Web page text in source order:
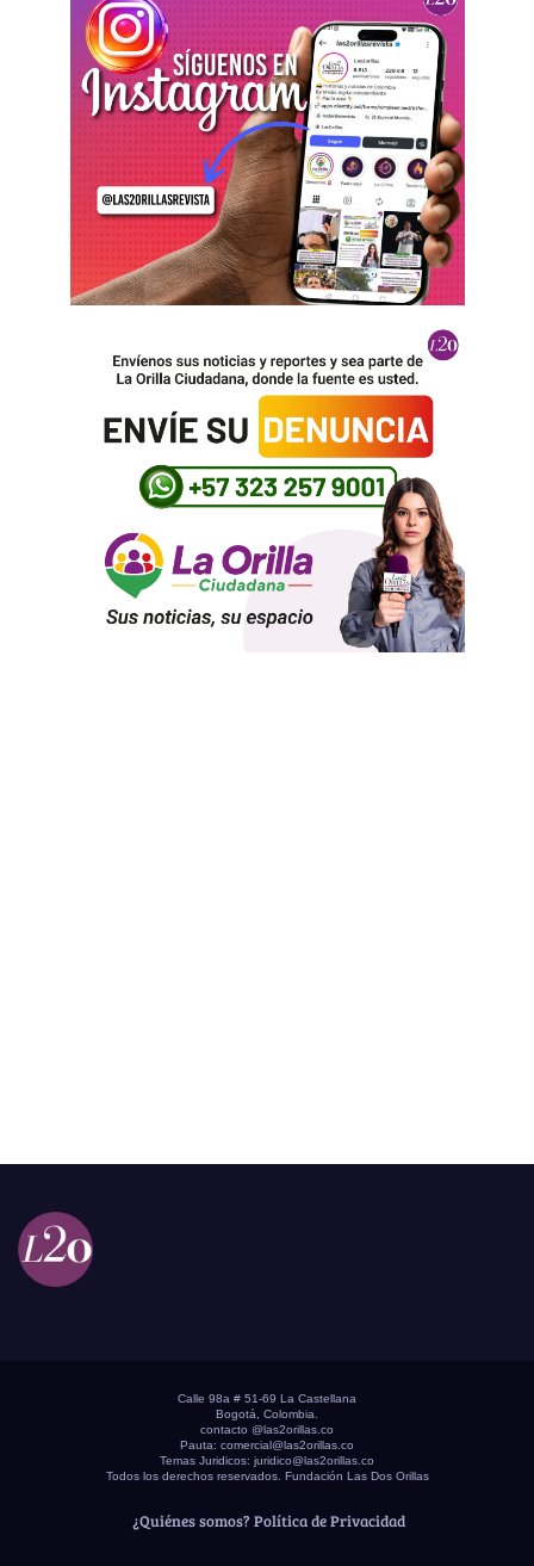
Calle 98a # 51-69 La Castellana
Bogotá, Colombia.
contacto @las2orillas.co
Pauta: comercial@las2orillas.co
Temas Juridicos: juridico@las2orillas.co
Todos los derechos reservados. Fundación Las Dos Orillas
¿Quiénes somos? Política de Privacidad